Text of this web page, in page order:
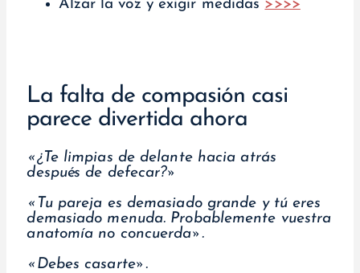
Alzar la voz y exigir medidas >>>>
La falta de compasión casi
parece divertida ahora
«¿Te limpias de delante hacia atrás
después de defecar?»
«Tu pareja es demasiado grande y tú eres
demasiado menuda. Probablemente vuestra
anatomía no concuerda».
«Debes casarte».